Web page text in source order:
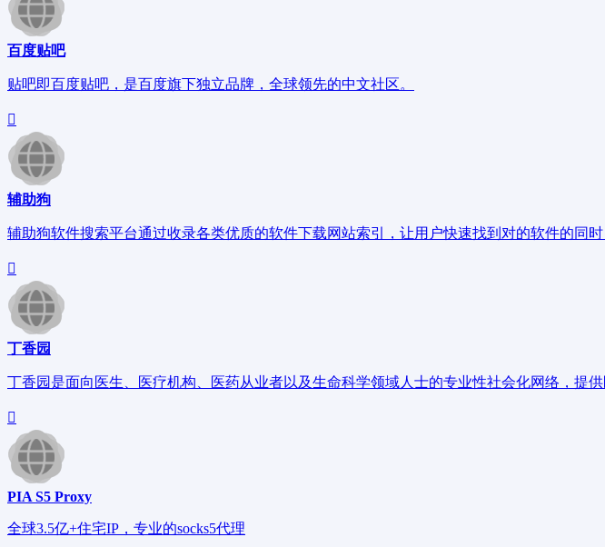
百度贴吧
贴吧即百度贴吧，是百度旗下独立品牌，全球领先的中文社区。
辅助狗
辅助狗软件搜索平台通过收录各类优质的软件下载网站索引，让用户快速找到对的软件的同
丁香园
丁香园是面向医生、医疗机构、医药从业者以及生命科学领域人士的专业性社会化网络，提
PIA S5 Proxy
全球3.5亿+住宅IP，专业的socks5代理